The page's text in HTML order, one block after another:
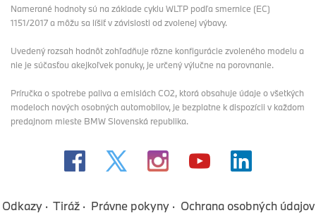
Namerané hodnoty sú na základe cyklu WLTP podľa smernice (EC)
1151/2017 a môžu sa líšiť v závislosti od zvolenej výbavy.
Uvedený rozsah hodnôt zohľadňuje rôzne konfigurácie zvoleného modelu a
nie je súčasťou akejkoľvek ponuky, je určený výlučne na porovnanie.
Príručka o spotrebe paliva a emisiách CO2, ktorá obsahuje údaje o všetkých
modeloch nových osobných automobilov, je bezplatne k dispozícii v každom
predajnom mieste BMW Slovenská republika.
Odkazy Tiráž Právne pokyny Ochrana osobných údajov